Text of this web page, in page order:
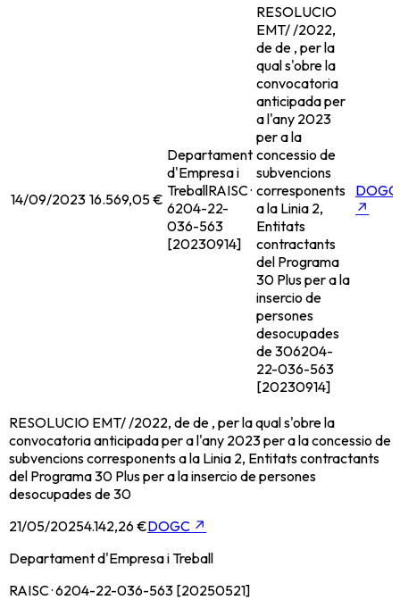
14/09/2023 16.569,05 €
Departament
d'Empresa i
TreballRAISC ·
6204-22-
036-563
[20230914]
RESOLUCIO
EMT/ /2022,
de de , per la
qual s'obre la
convocatoria
anticipada per
a l'any 2023
per a la
concessio de
subvencions
corresponents
a la Linia 2,
Entitats
contractants
del Programa
30 Plus per a la
insercio de
persones
desocupades
de 306204-
22-036-563
[20230914]
DOGC
↗
RESOLUCIO EMT/ /2022, de de , per la qual s'obre la
convocatoria anticipada per a l'any 2023 per a la concessio de
subvencions corresponents a la Linia 2, Entitats contractants
del Programa 30 Plus per a la insercio de persones
desocupades de 30
21/05/20254.142,26 €DOGC ↗
Departament d'Empresa i Treball
RAISC · 6204-22-036-563 [20250521]